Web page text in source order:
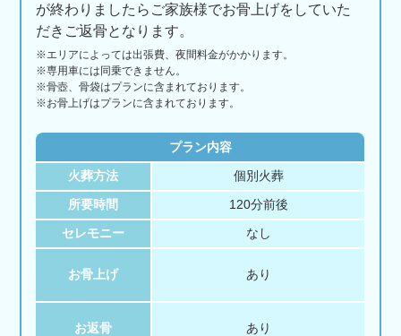
が終わりましたらご家族様でお骨上げをしていた
だきご返骨となります。
※エリアによっては出張費、夜間料金がかかります。
※専用車には同乗できません。
※骨壺、骨袋はプランに含まれております。
※お骨上げはプランに含まれております。
プラン内容
火葬方法 個別火葬
所要時間 120分前後
セレモニー なし
お骨上げ あり
お返骨 あり